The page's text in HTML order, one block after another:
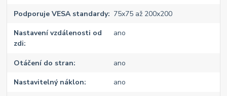
Podporuje VESA standardy 75x75 až 200x200
Nastavení vzdálenosti od
zdi
ano
Otáčení do stran ano
Nastavitelný náklon ano